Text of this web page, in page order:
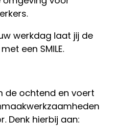
werkdag laat jij de
een SMILE.
de ochtend en voert
Denk hierbij aan: